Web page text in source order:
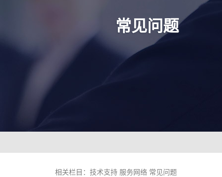
常见问题
相关栏目： 技术支持 服务网络 常见问题